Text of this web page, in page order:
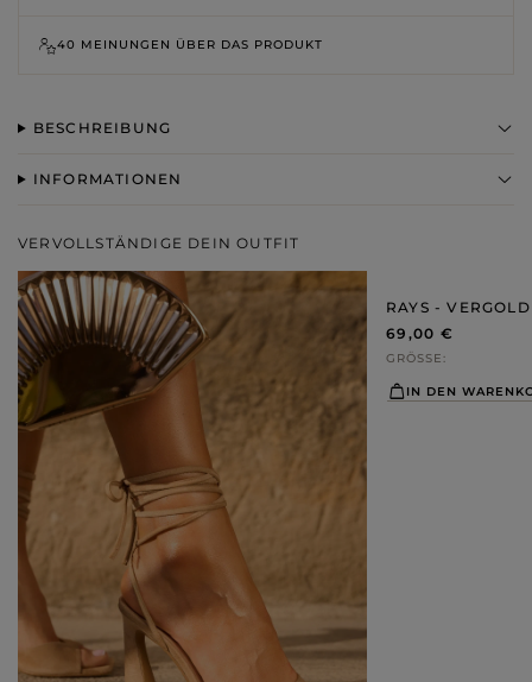
40 MEINUNGEN ÜBER DAS PRODUKT
BESCHREIBUNG
INFORMATIONEN
VERVOLLSTÄNDIGE DEIN OUTFIT
RAYS -
69,00 €
GRÖSSE
IN DEN